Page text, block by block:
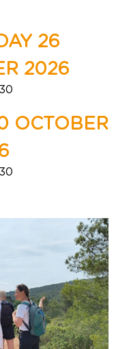
26
2026
OCTOBER